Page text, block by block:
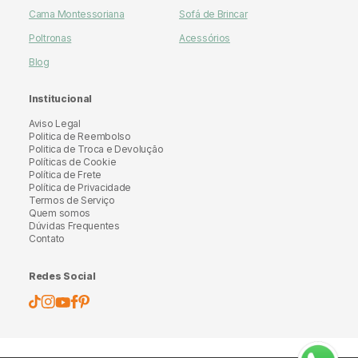
Cama Montessoriana
Sofá de Brincar
Poltronas
Acessórios
Blog
Institucional
Aviso Legal
Politica de Reembolso
Politica de Troca e Devolução
Políticas de Cookie
Política de Frete
Política de Privacidade
Termos de Serviço
Quem somos
Dúvidas Frequentes
Contato
Redes Social